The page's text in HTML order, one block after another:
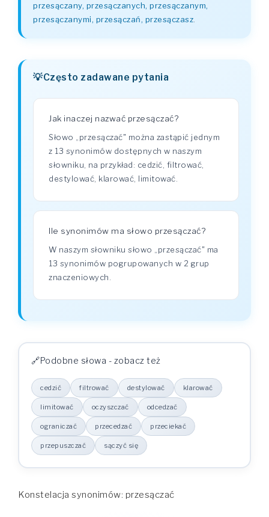
przesączany, przesączanych, przesączanym,
przesączanymi, przesączań, przesączasz
Często zadawane pytania
Jak inaczej nazwać przesączać?
Słowo „przesączać" można zastąpić jednym
z 13 synonimów dostępnych w naszym
słowniku, na przykład: cedzić, filtrować,
destylować, klarować, limitować.
Ile synonimów ma słowo przesączać?
W naszym słowniku słowo „przesączać" ma
13 synonimów pogrupowanych w 2 grup
znaczeniowych.
Podobne słowa - zobacz też
cedzić filtrować destylować klarować
limitować oczyszczać odcedzać
ograniczać przecedzać przeciekać
przepuszczać sączyć się
Konstelacja synonimów: przesączać